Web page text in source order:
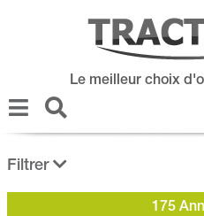
Le meilleur choix
Filtrer
175